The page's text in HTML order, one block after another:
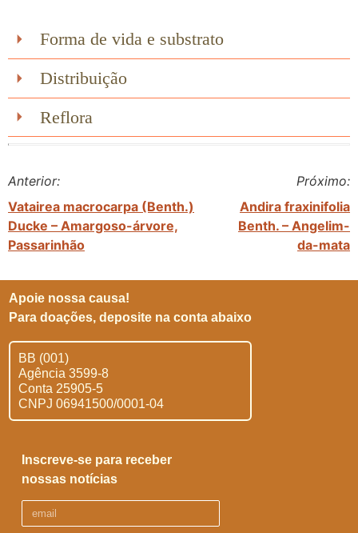
Forma de vida e substrato
Distribuição
Reflora
Anterior:
Vatairea macrocarpa (Benth.)
Ducke – Amargoso-árvore,
Passarinhão
Próximo:
Andira fraxinifolia
Benth. – Angelim-
da-mata
Apoie nossa causa!
Para doações, deposite na conta abaixo
BB (001)
Agência 3599-8
Conta 25905-5
CNPJ 06941500/0001-04
Inscreve-se para receber
nossas notícias